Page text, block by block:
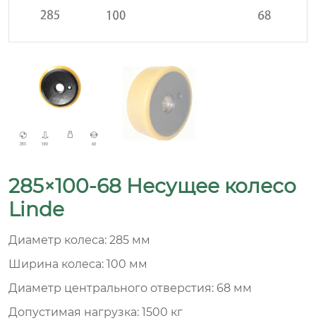
285×100-68 Несущее колесо
Linde
Диаметр колеса: 285 мм
Ширина колеса: 100 мм
Диаметр центрального отверстия: 68 мм
Допустимая нагрузка: 1500 кг